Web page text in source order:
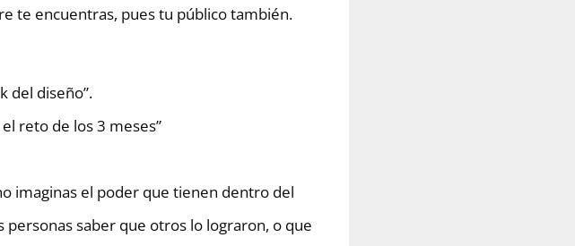
te encuentras, pues tu público también.
del diseño”.
reto de los 3 meses”
imaginas el poder que tienen dentro del
saber que otros lo lograron, o que